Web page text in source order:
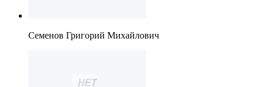
Семенов Григорий Михайлович